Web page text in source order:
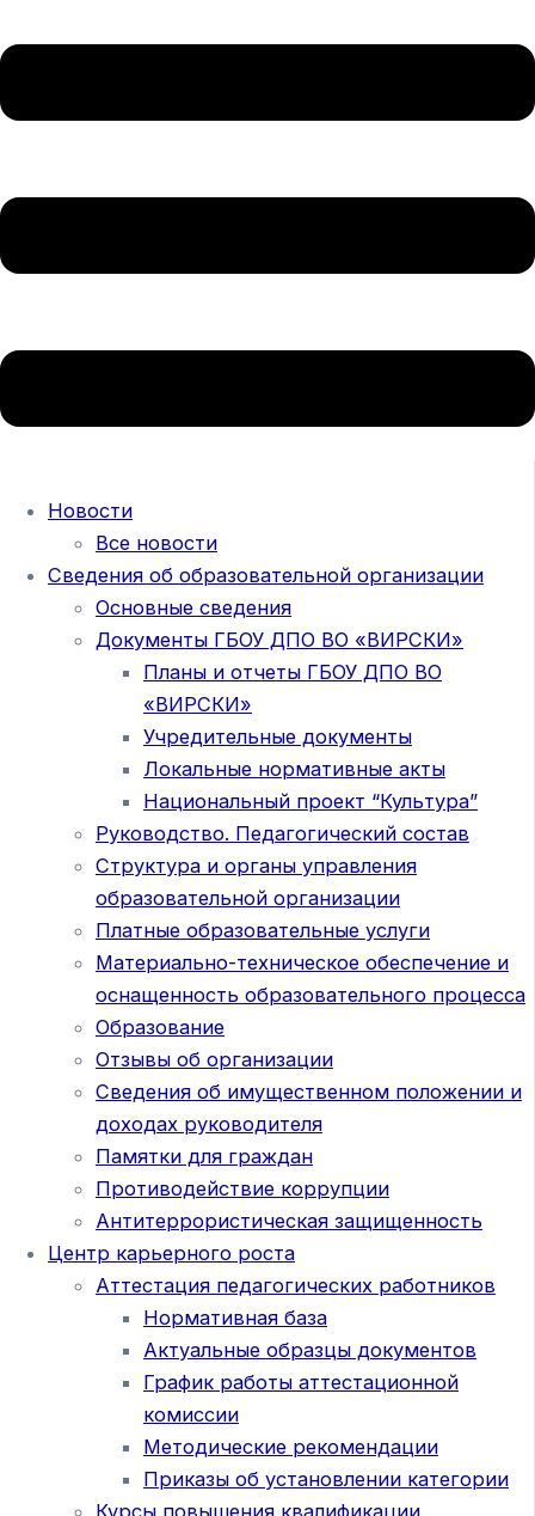
Новости
Все новости
Сведения об образовательной организации
Основные сведения
Документы ГБОУ ДПО ВО «ВИРСКИ»
Планы и отчеты ГБОУ ДПО ВО
«ВИРСКИ»
Учредительные документы
Локальные нормативные акты
Национальный проект “Культура”
Руководство. Педагогический состав
Структура и органы управления
образовательной организации
Платные образовательные услуги
Материально-техническое обеспечение и
оснащенность образовательного процесса
Образование
Отзывы об организации
Сведения об имущественном положении и
доходах руководителя
Памятки для граждан
Противодействие коррупции
Антитеррористическая защищенность
Центр карьерного роста
Аттестация педагогических работников
Нормативная база
Актуальные образцы документов
График работы аттестационной
комиссии
Методические рекомендации
Приказы об установлении категории
Курсы повышения квалификации